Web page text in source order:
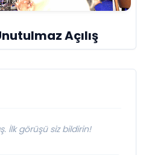
Açılış
İlk görüşü siz bildirin!